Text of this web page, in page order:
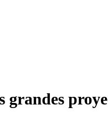
grandes